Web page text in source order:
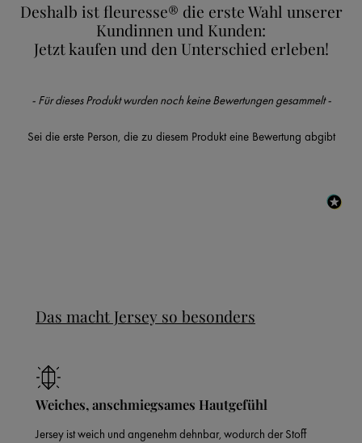
Deshalb ist fleuresse® die erste Wahl unserer
Kundinnen und Kunden:
Jetzt kaufen und den Unterschied erleben!
- Für dieses Produkt wurden noch keine Bewertungen gesammelt -
Sei die erste Person, die zu diesem Produkt eine Bewertung abgibt
New content loaded
Das macht Jersey so besonders
Weiches, anschmiegsames Hautgefühl
Jersey ist weich und angenehm dehnbar, wodurch der Stoff